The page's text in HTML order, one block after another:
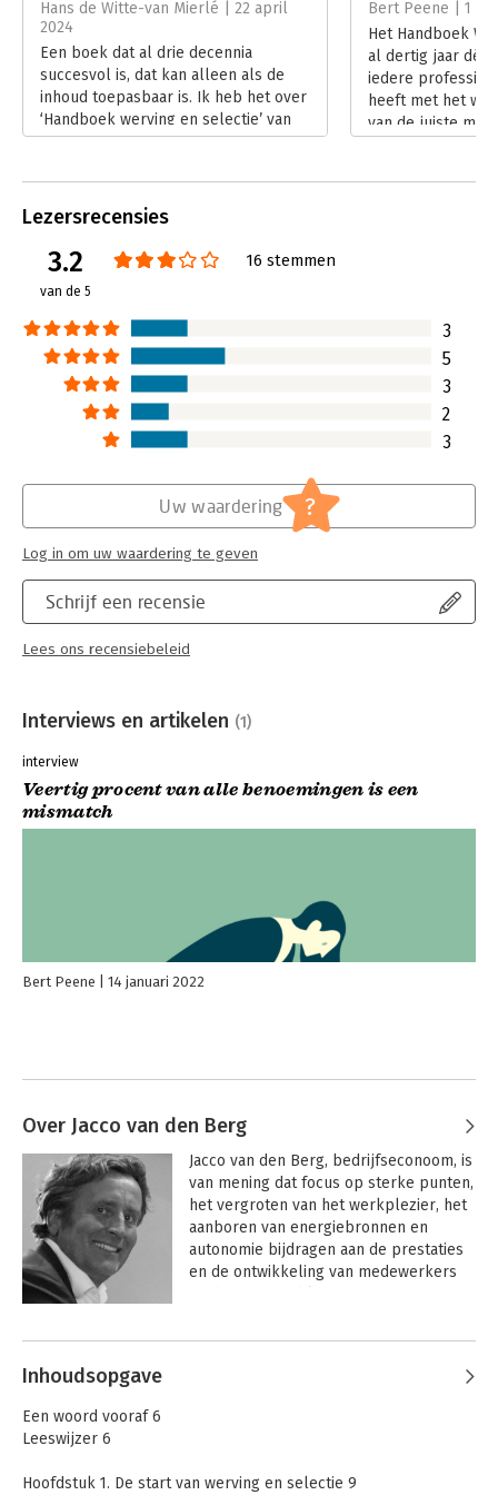
Hans de Witte-van Mierlé | 22 april
2024
Een boek dat al drie decennia
succesvol is, dat kan alleen als de
inhoud toepasbaar is. Ik heb het over
‘Handboek werving en selectie’ van
Jacco van den Berg, dat inmiddels aan
het een klassieker.
Lees verder
Bert Peene | 1
Het Handboek
al dertig jaar dé
iedere
heeft met het
van de juiste
Lezersrecensies
3.2
van de 5
16 stemmen
3
5
3
2
3
Schrijf een recensie
Lees ons recensiebeleid
Uw waardering ?
Log in om uw waardering te geven
Interviews en artikelen (1)
interview
Veertig procent van alle benoemingen is een
mismatch
Bert Peene 14 januari 2022
Over Jacco van den Berg
Jacco van den Berg, bedrijfseconoom, is
van mening dat focus op sterke punten,
het vergroten van het werkplezier, het
aanboren van energiebronnen en
autonomie bijdragen aan de prestaties
en de ontwikkeling van medewerkers
Al bijna dertig jaar ondersteunt Van den
correctiegesprekken, et cetera)
Andere boeken door Jacco van den
Berg
Inhoudsopgave
Een woord vooraf 6
Leeswijzer 6
Hoofdstuk 1. De start van werving en selectie 9